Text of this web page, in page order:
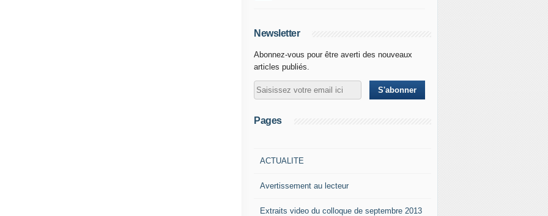
Newsletter
Abonnez-vous pour être averti des nouveaux
articles publiés.
Pages
ACTUALITE
Avertissement au lecteur
Extraits video du colloque de septembre 2013